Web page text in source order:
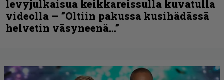
levyjulkaisua keikkareissulla kuvatulla
videolla – ”Oltiin pakussa kusihädässä
helvetin väsyneenä…”